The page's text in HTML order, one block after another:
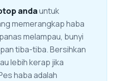
andauntuk
memerangkap haba
melampau, bunyi
tiba-tiba. Bersihkan
lebih kerap jika
haba adalah